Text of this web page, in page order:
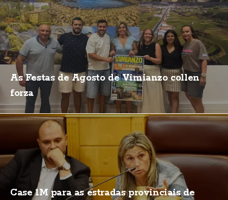
As Festas de Agosto de Vimianzo collen
forza
Case 1M para as estradas provinciais de